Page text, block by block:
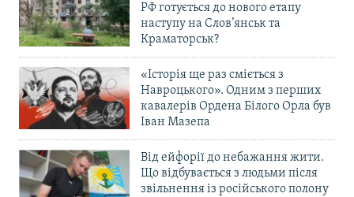
РФ готується до нового етапу
наступу на Слов’янськ та
Краматорськ?
«Історія ще раз сміється з
Навроцького». Одним з перших
кавалерів Ордена Білого Орла був
Іван Мазепа
Від ейфорії до небажання жити.
Що відбувається з людьми після
звільнення із російського полону